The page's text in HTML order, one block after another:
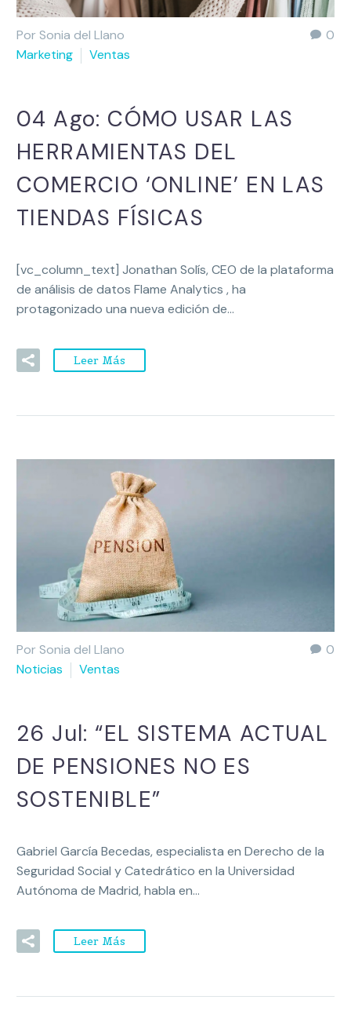
0
Por Sonia del Llano
Marketing
Ventas
04 Ago: CÓMO USAR LAS
HERRAMIENTAS DEL
COMERCIO ‘ONLINE’ EN LAS
TIENDAS FÍSICAS
[vc_column_text] Jonathan Solís, CEO de la plataforma
de análisis de datos Flame Analytics , ha
protagonizado una nueva edición de…
Leer Más
0
Por Sonia del Llano
Noticias
Ventas
26 Jul: “EL SISTEMA ACTUAL
DE PENSIONES NO ES
SOSTENIBLE”
Gabriel García Becedas, especialista en Derecho de la
Seguridad Social y Catedrático en la Universidad
Autónoma de Madrid, habla en…
Leer Más